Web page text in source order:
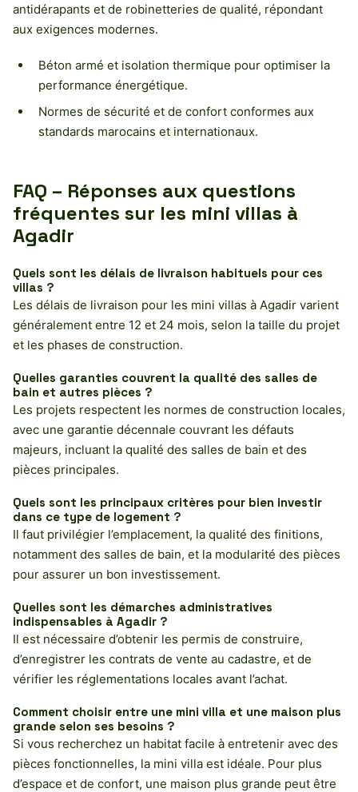
antidérapants et de robinetteries de qualité, répondant
aux exigences modernes.
Béton armé et isolation thermique pour optimiser la
performance énergétique.
Normes de sécurité et de confort conformes aux
standards marocains et internationaux.
FAQ – Réponses aux questions
fréquentes sur les mini villas à
Agadir
Quels sont les délais de livraison habituels pour ces
villas ?
Les délais de livraison pour les mini villas à Agadir varient
généralement entre 12 et 24 mois, selon la taille du projet
et les phases de construction.
Quelles garanties couvrent la qualité des salles de
bain et autres pièces ?
Les projets respectent les normes de construction locales,
avec une garantie décennale couvrant les défauts
majeurs, incluant la qualité des salles de bain et des
pièces principales.
Quels sont les principaux critères pour bien investir
dans ce type de logement ?
Il faut privilégier l’emplacement, la qualité des finitions,
notamment des salles de bain, et la modularité des pièces
pour assurer un bon investissement.
Quelles sont les démarches administratives
indispensables à Agadir ?
Il est nécessaire d’obtenir les permis de construire,
d’enregistrer les contrats de vente au cadastre, et de
vérifier les réglementations locales avant l’achat.
Comment choisir entre une mini villa et une maison plus
grande selon ses besoins ?
Si vous recherchez un habitat facile à entretenir avec des
pièces fonctionnelles, la mini villa est idéale. Pour plus
d’espace et de confort, une maison plus grande peut être